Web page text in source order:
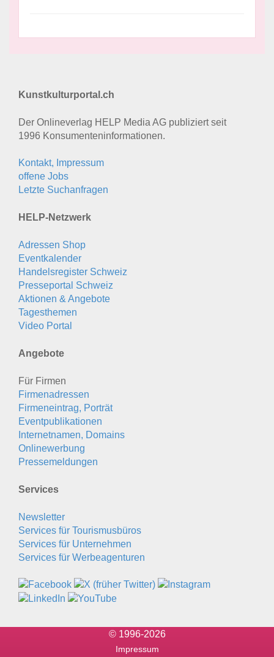
Kunstkulturportal.ch
Der Onlineverlag HELP Media AG publiziert seit
1996 Konsumenten­informationen.
Kontakt, Impressum
offene Jobs
Letzte Suchanfragen
HELP-Netzwerk
Adressen Shop
Eventkalender
Handelsregister Schweiz
Presseportal Schweiz
Aktionen & Angebote
Tagesthemen
Video Portal
Angebote
Für Firmen
Firmenadressen
Firmeneintrag, Porträt
Eventpublikationen
Internetnamen, Domains
Onlinewerbung
Pressemeldungen
Services
Newsletter
Services für Tourismusbüros
Services für Unternehmen
Services für Werbeagenturen
© 1996-2026
Impressum